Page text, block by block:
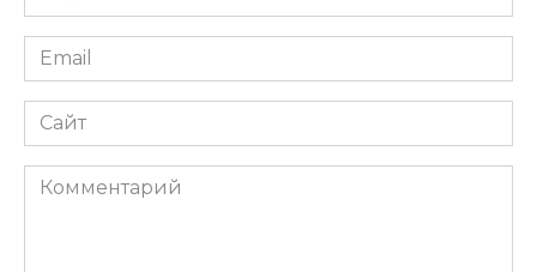
*
Email
*
Сайт
Комментарий